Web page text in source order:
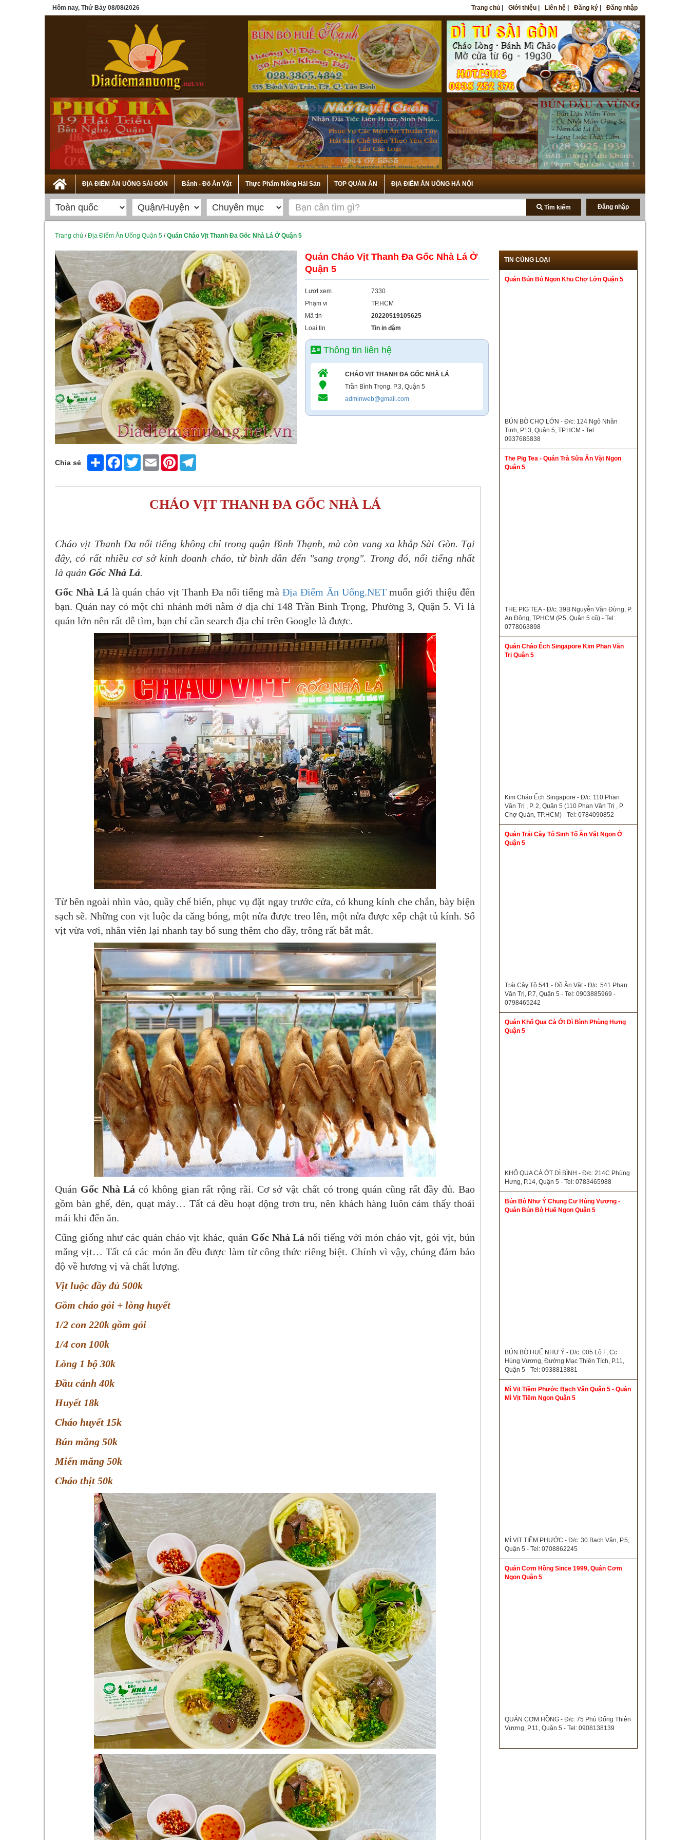
Hôm nay, Thứ Bảy 08/08/2026 Trang chủ Giới thiệu Liên hệ Đăng ký Đăng nhập
ĐỊA ĐIỂM ĂN UỐNG SÀI GÒN Bánh - Đồ Ăn Vặt Thực Phẩm Nông Hải Sản TOP QUÁN ĂN ĐỊA ĐIỂM ĂN UỐNG HÀ NỘI
Tìm kiếm Đăng nhập
Trang chủ /Địa Điểm Ăn Uống Quận 5 /Quán Cháo Vịt Thanh Đa Gốc Nhà Lá Ở Quận 5
Chia sẻ Share FacebookTwitter Email Pinterest
Quán Cháo Vịt Thanh Đa Gốc Nhà Lá Ở
Quận 5
Lượt xem
7330
Phạm vi
TP.HCM
Mã tin
20220519105625
Loại tin
Tin in đậm
Thông tin liên hệ
CHÁO VỊT THANH ĐA GỐC NHÀ LÁ
Trần Bình Trọng, P.3, Quận 5
adminweb@gmail.com
CHÁO VỊT THANH ĐA GỐC NHÀ LÁ
Cháo vịt Thanh Đa nổi tiếng không chỉ trong quận Bình Thạnh, mà còn vang xa khắp Sài Gòn. Tại
đây, có rất nhiều cơ sở kinh doanh cháo, từ bình dân đến "sang trọng". Trong đó, nổi tiếng nhất
là quán Gốc Nhà Lá.
Gốc Nhà Lá là quán cháo vịt Thanh Đa nổi tiếng màĐịa Điểm Ăn Uống.NETmuốn giới thiệu đến
bạn. Quán nay có một chi nhánh mới nằm ở địa chỉ 148 Trần Bình Trọng, Phường 3, Quận 5. Vì là
quán lớn nên rất dễ tìm, bạn chỉ cần search địa chỉ trên Google là được.
Từ bên ngoài nhìn vào, quầy chế biến, phục vụ đặt ngay trước cửa, có khung kính che chắn, bày biện
sạch sẽ. Những con vịt luộc da căng bóng, một nửa được treo lên, một nửa được xếp chật tủ kính. Số
vịt vừa vơi, nhân viên lại nhanh tay bổ sung thêm cho đầy, trông rất bắt mắt.
Quán Gốc Nhà Lá có không gian rất rộng rãi. Cơ sở vật chất có trong quán cũng rất đầy đủ. Bao
gồm bàn ghế, đèn, quạt máy… Tất cả đều hoạt động trơn tru, nên khách hàng luôn cảm thấy thoải
mái khi đến ăn.
Cũng giống như các quán cháo vịt khác, quán Gốc Nhà Lá nổi tiếng với món cháo vịt, gỏi vịt, bún
măng vịt… Tất cả các món ăn đều được làm từ công thức riêng biệt. Chính vì vậy, chúng đảm bảo
độ về hương vị và chất lượng.
Vịt luộc đầy đủ 500k
Gồm cháo gỏi + lòng huyết
1/2 con 220k gồm gỏi
1/4 con 100k
Lòng 1 bộ 30k
Đầu cánh 40k
Huyết 18k
Cháo huyết 15k
Bún măng 50k
Miến măng 50k
Cháo thịt 50k
TIN CÙNG LOẠI
Quán Bún Bò Ngon Khu Chợ Lớn Quận 5
BÚN BÒ CHỢ LỚN - Đ/c: 124 Ngô Nhân
Tịnh, P13, Quận 5, TP.HCM - Tel:
0937685838
The Pig Tea - Quán Trà Sữa Ăn Vặt Ngon
Quận 5
THE PIG TEA - Đ/c: 39B Nguyễn Văn Đừng, P.
An Đông, TPHCM (P.5, Quận 5 cũ) - Tel:
0778063898
Quán Cháo Ếch Singapore Kim Phan Văn
Trị Quận 5
Kim Cháo Ếch Singapore - Đ/c: 110 Phan
Văn Trị , P. 2, Quận 5 (110 Phan Văn Trị , P.
Chợ Quán, TP.HCM) - Tel: 0784090852
Quán Trái Cây Tô Sinh Tố Ăn Vặt Ngon Ở
Quận 5
Trái Cây Tô 541 - Đồ Ăn Vặt - Đ/c: 541 Phan
Văn Trị, P.7, Quận 5 - Tel: 0903885969 -
0798465242
Quán Khổ Qua Cà Ớt Dì Bình Phùng Hưng
Quận 5
KHỔ QUA CÀ ỚT DÌ BÌNH - Đ/c: 214C Phùng
Hưng, P.14, Quận 5 - Tel: 0783465988
Bún Bò Như Ý Chung Cư Hùng Vương -
Quán Bún Bò Huế Ngon Quận 5
BÚN BÒ HUẾ NHƯ Ý - Đ/c: 005 Lô F, Cc
Hùng Vương, Đường Mạc Thiên Tích, P.11,
Quận 5 - Tel: 0938813881
Mì Vịt Tiềm Phước Bạch Vân Quận 5 - Quán
Mì Vịt Tiềm Ngon Quận 5
MÌ VỊT TIỀM PHƯỚC - Đ/c: 30 Bạch Vân, P.5,
Quận 5 - Tel: 0708862245
Quán Cơm Hồng Since 1999, Quán Cơm
Ngon Quận 5
QUÁN CƠM HỒNG - Đ/c: 75 Phù Đổng Thiên
Vương, P.11, Quận 5 - Tel: 0908138139